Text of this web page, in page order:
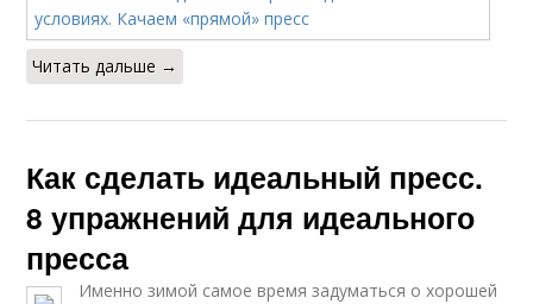
Читать дальше →
Как сделать идеальный пресс.
8 упражнений для идеального
пресса
Именно зимой самое время задуматься о хорошей